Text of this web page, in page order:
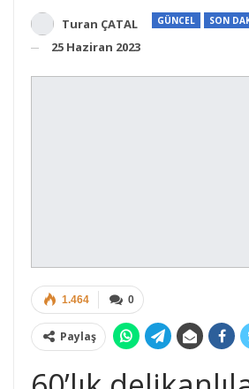
GÜNCEL SON
Turan ÇATAL
25 Haziran 2023
0
1.464
Paylaş